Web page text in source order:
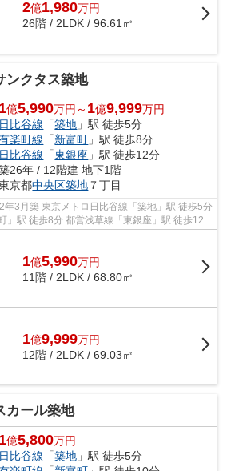
2億1,980万円
26階 / 2LDK / 96.61㎡
ンクタス築地
1億5,990万円～ 1億9,999万円
日比谷線 「築地 」駅 徒歩5分
楽町線 「新富町 」駅 徒歩8分
日比谷線 「東銀座 」駅 徒歩12分
26年 / 12階建 地下1階
京都中央区築地 ７丁目
」駅 徒歩8分 都営浅草線「東銀座」駅 徒歩12分
1億5,990万円
11階 / 2LDK / 68.80㎡
1億9,999万円
12階 / 2LDK / 69.03㎡
カール築地
1億5,800万円
日比谷線 「築地 」駅 徒歩5分